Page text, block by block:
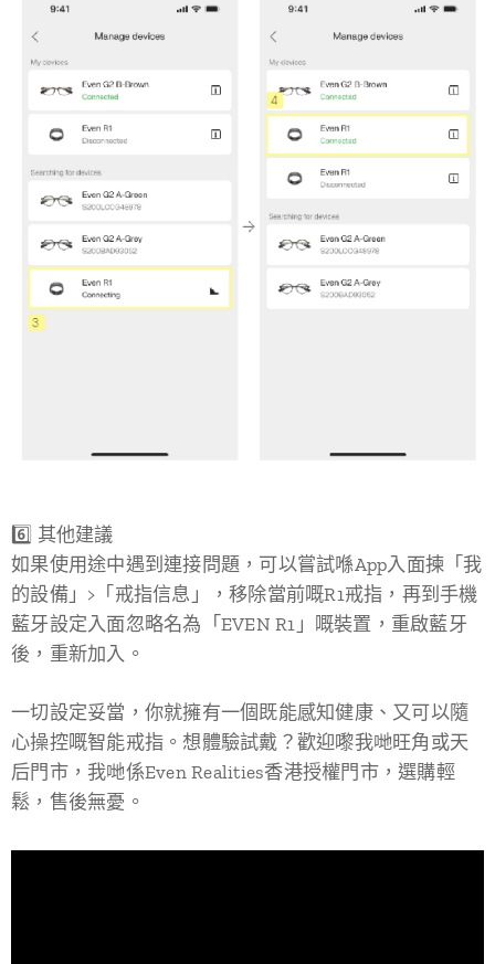
6️⃣ 其他建議
如果使用途中遇到連接問題，可以嘗試喺App入面揀「我
的設備」>「戒指信息」，移除當前嘅R1戒指，再到手機
藍牙設定入面忽略名為「EVEN R1」嘅裝置，重啟藍牙
後，重新加入。
一切設定妥當，你就擁有一個既能感知健康、又可以隨
心操控嘅智能戒指。想體驗試戴？歡迎嚟我哋旺角或天
后門市，我哋係Even Realities香港授權門市，選購輕
鬆，售後無憂。